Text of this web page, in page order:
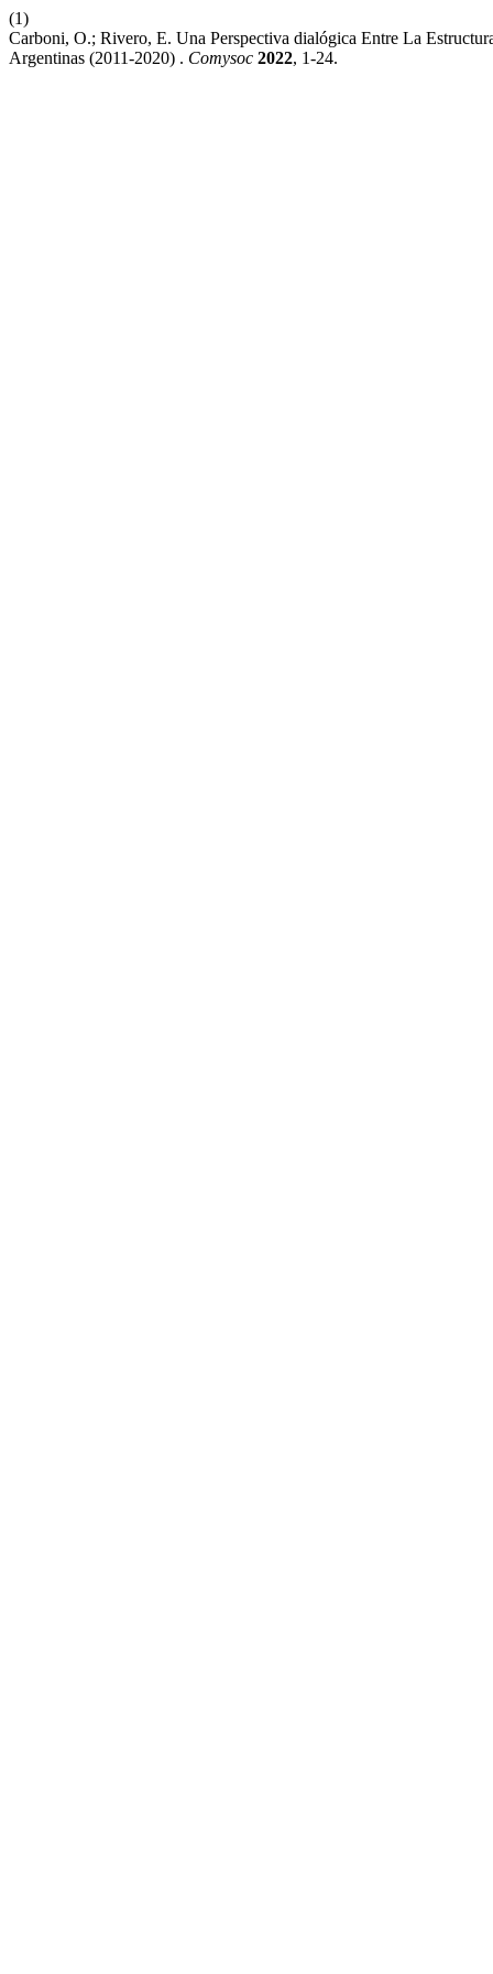
(1)
Carboni, O.; Rivero, E. Una Perspectiva dialógica Entre La
Argentinas (2011-2020) . Comysoc 2022, 1-24.